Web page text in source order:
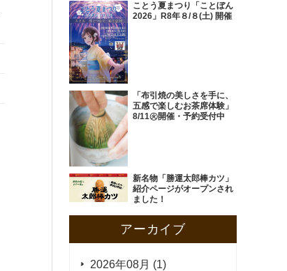
ことう夏まつり「ことぼん
2026」R8年８/８(土) 開催
「布引焼の美しさを手に、
五感で楽しむお茶席体験」
8/11㊋開催・予約受付中
新名物「勝運太郎棒カツ」
紹介ページがオープンされ
ました！
アーカイブ
2026年08月 (1)